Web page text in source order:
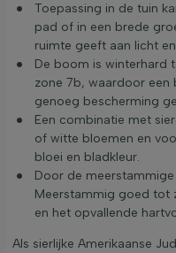
Toepassing in de tuin
pad of in een brede
ruimte geeft aan licht
De boom is winterhard
zone 7b, waardoor een
genoeg bescherming
Een combinatie met
of witte bloemen en
bloei en bladkleur.
Door de
Meerstammig goed tot
en het opvallende
Als sierlijke Amerikaanse